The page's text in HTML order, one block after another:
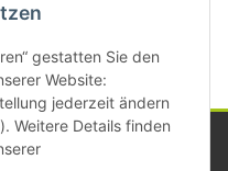
gestatten Sie den
Website:
jederzeit ändern
Weitere Details finden